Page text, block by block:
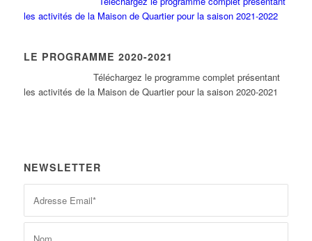
les activités de la Maison de Quartier pour la saison 2021-2022
LE PROGRAMME 2020-2021
Téléchargez le programme complet présentant
les activités de la Maison de Quartier pour la saison 2020-2021
NEWSLETTER